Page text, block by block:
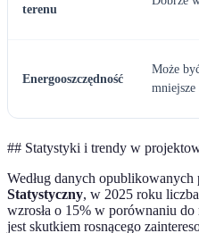
terenu
Energooszczędność
Może
mniejsze
## Statystyki i trendy w
Według danych opublikowanych
Statystyczny, w 2025 roku
wzrosła o 15% w porównaniu
jest skutkiem rosnącego